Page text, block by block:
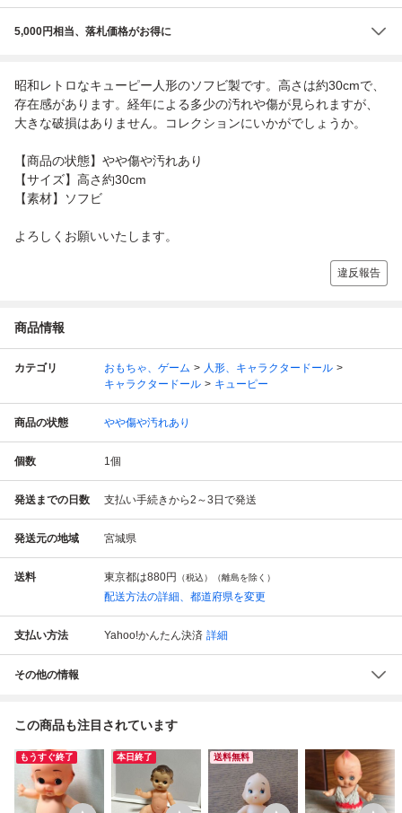
5,000円相当、落札価格がお得に
昭和レトロなキューピー人形のソフビ製です。高さは約30cmで、
存在感があります。経年による多少の汚れや傷が見られますが、
大きな破損はありません。コレクションにいかがでしょうか。
【商品の状態】やや傷や汚れあり
【サイズ】高さ約30cm
【素材】ソフビ
よろしくお願いいたします。
違反報告
商品情報
カテゴリ おもちゃ、ゲーム
人形、キャラクタードール
キャラクタードール
キューピー
商品の状態 やや傷や汚れあり
個数 1個
発送までの日数 支払い手続きから2～3日で発送
発送元の地域 宮城県
送料 東京都は880円 （税込）（離島を除く）
配送方法の詳細、都道府県を変更
支払い方法 Yahoo!かんたん決済 詳細
その他の情報
この商品も注目されています
もうすぐ終了 本日終了 送料無料